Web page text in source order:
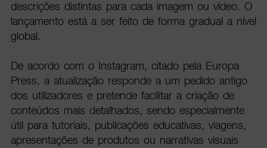
descrições distintas para cada imagem ou vídeo. O
lançamento está a ser feito de forma gradual a nível
global.
De acordo com o Instagram, citado pela Europa
Press, a atualização responde a um pedido antigo
dos utilizadores e pretende facilitar a criação de
conteúdos mais detalhados, sendo especialmente
útil para tutoriais, publicações educativas, viagens,
apresentações de produtos ou narrativas visuais